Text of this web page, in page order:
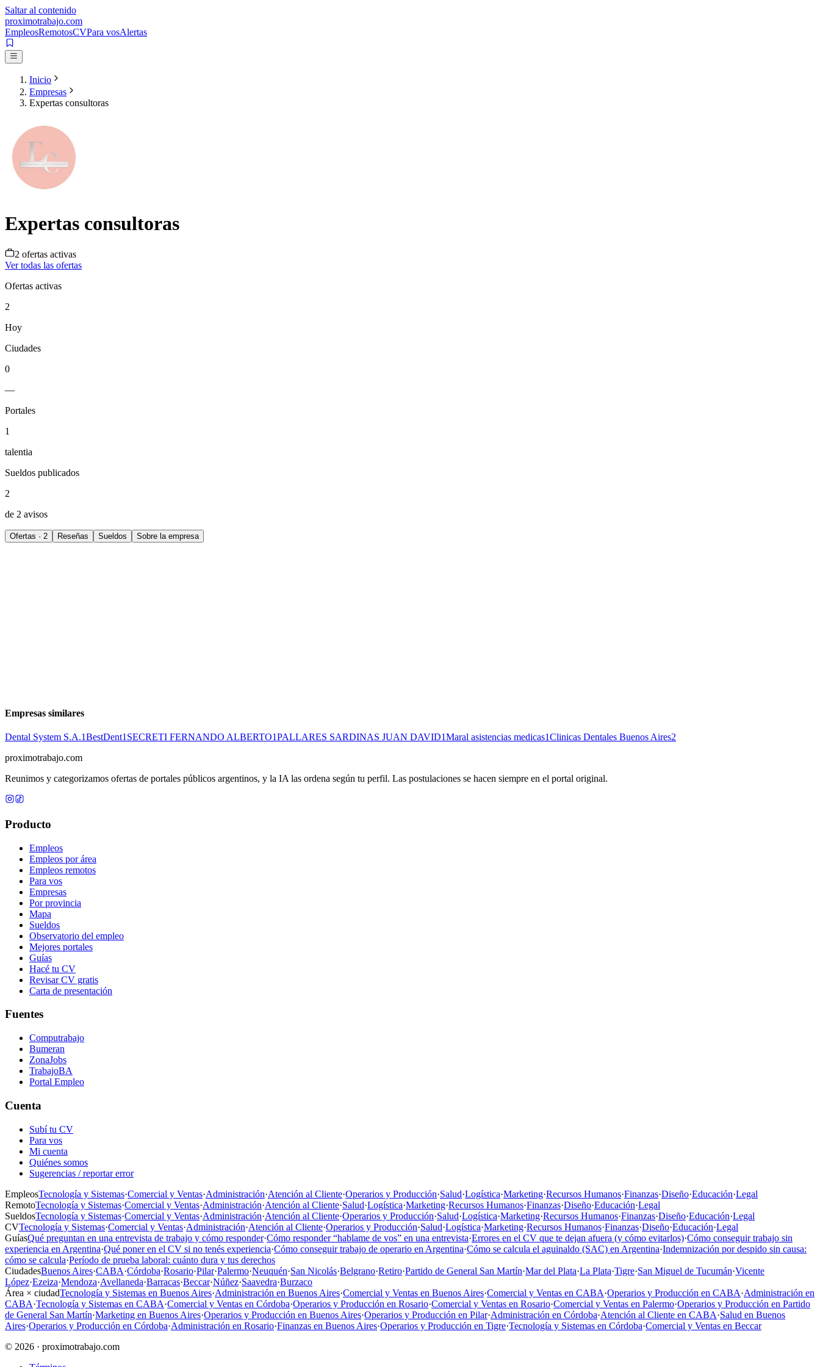
Saltar al contenido
proximotrabajo.com
EmpleosRemotosCVPara vosAlertas
Inicio
Empresas
Expertas consultoras
Expertas consultoras
2 ofertas activas
Ver todas las ofertas
Ofertas activas
2
Hoy
Ciudades
0
—
Portales
1
talentia
Sueldos publicados
2
de 2 avisos
Ofertas · 2 Reseñas Sueldos Sobre la empresa
Empresas similares
Dental System S.A.1BestDent1 SECRETI FERNANDO ALBERTO1PALLARES SARDINAS JUAN DAVID1Maral asistencias medicas1Clinicas Dentales Buenos Aires2
proximotrabajo.com
Reunimos y categorizamos ofertas de portales públicos argentinos, y la IA las ordena según tu perfil. Las postulaciones se hacen siempre en el portal original.
Producto
Empleos
Empleos por área
Empleos remotos
Para vos
Empresas
Por provincia
Mapa
Sueldos
Observatorio del empleo
Mejores portales
Guías
Hacé tu CV
Revisar CV gratis
Carta de presentación
Fuentes
Computrabajo
Bumeran
ZonaJobs
TrabajoBA
Portal Empleo
Cuenta
Subí tu CV
Para vos
Mi cuenta
Quiénes somos
Sugerencias / reportar error
EmpleosTecnología y Sistemas·Comercial y Ventas·Administración·Atención al Cliente·Operarios y Producción·Salud·Logística·Marketing·Recursos Humanos·Finanzas·Diseño·Educación·Legal
RemotoTecnología y Sistemas·Comercial y Ventas·Administración·Atención al Cliente·Salud·Logística·Marketing·Recursos Humanos·Finanzas·Diseño·Educación·Legal
SueldosTecnología y Sistemas·Comercial y Ventas·Administración·Atención al Cliente·Operarios y Producción·Salud·Logística·Marketing·Recursos Humanos·Finanzas·Diseño·Educación·Legal
CVTecnología y Sistemas·Comercial y Ventas·Administración·Atención al Cliente·Operarios y Producción·Salud·Logística·Marketing·Recursos Humanos·Finanzas·Diseño·Educación·Legal
GuíasQué preguntan en una entrevista de trabajo y cómo responder·Cómo responder “hablame de vos” en una entrevista·Errores en el CV que te dejan afuera (y cómo evitarlos)·Cómo conseguir trabajo sin
experiencia en Argentina·Qué poner en el CV si no tenés experiencia·Cómo conseguir trabajo de operario en Argentina·Cómo se calcula el aguinaldo (SAC) en Argentina·Indemnización por despido sin causa:
cómo se calcula·Período de prueba laboral: cuánto dura y tus derechos
CiudadesBuenos Aires·CABA·Córdoba·Rosario·Pilar·Palermo·Neuquén·San Nicolás·Belgrano·Retiro·Partido de General San Martín·Mar del Plata·La Plata·Tigre·San Miguel de Tucumán·Vicente
López·Ezeiza·Mendoza·Avellaneda·Barracas·Beccar·Núñez·Saavedra·Burzaco
Área × ciudadTecnología y Sistemas en Buenos Aires·Administración en Buenos Aires·Comercial y Ventas en Buenos Aires·Comercial y Ventas en CABA·Operarios y Producción en CABA·Administración en
CABA·Tecnología y Sistemas en CABA·Comercial y Ventas en Córdoba·Operarios y Producción en Rosario·Comercial y Ventas en Rosario·Comercial y Ventas en Palermo·Operarios y Producción en Partido
de General San Martín·Marketing en Buenos Aires·Operarios y Producción en Buenos Aires·Operarios y Producción en Pilar·Administración en Córdoba·Atención al Cliente en CABA·Salud en Buenos
Aires·Operarios y Producción en Córdoba·Administración en Rosario·Finanzas en Buenos Aires·Operarios y Producción en Tigre·Tecnología y Sistemas en Córdoba·Comercial y Ventas en Beccar
© 2026 · proximotrabajo.com